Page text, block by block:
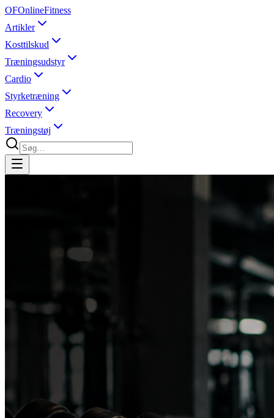
OFOnlineFitness
Artikler
Kosttilskud
Træningsudstyr
Cardio
Styrketræning
Recovery
Træningstøj